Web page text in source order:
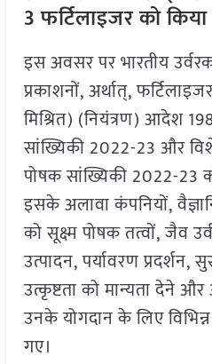
3 फर्टिलाइजर को किया
इस अवसर पर भारतीय उर्वरक
प्रकाशनों, अर्थात्,
मिश्रित) (नियंत्रण) आदेश
सांख्यिकी 2022-23 और
पोषक सांख्यिकी 2022-23
इसके अलावा कंपनियों,
को सूक्ष्म पोषक तत्वों, जैव
उत्पादन, पर्यावरण प्रदर्शन,
उत्कृष्टता को मान्यता देने
उनके योगदान के लिए
गए।